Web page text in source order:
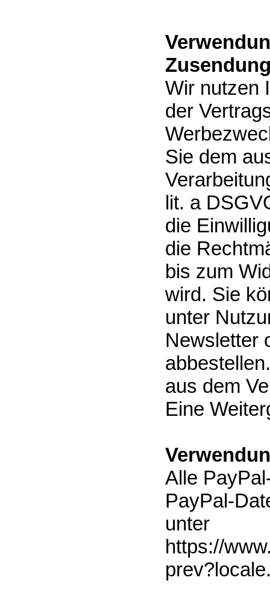
Wir nutzen
der
Sie dem
lit. a
die
die
bis zum
wird. Sie
unter
Newsletter
aus dem
Eine
Alle
PayPal-
unter
https://